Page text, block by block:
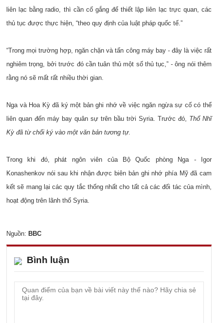
liên lạc bằng radio, thì cần cố gắng để thiết lập liên lạc trực quan, các
thủ tục được thực hiện, “theo quy định của luật pháp quốc tế.”
“Trong mọi trường hợp, ngăn chặn và tấn công máy bay - đây là việc rất
nghiêm trọng, bởi trước đó cần tuân thủ một số thủ tục,” - ông nói thêm
rằng nó sẽ mất rất nhiều thời gian.
Nga và Hoa Kỳ đã ký một bản ghi nhớ về việc ngăn ngừa sự cố có thể
liên quan đến máy bay quân sự trên bầu trời Syria. Trước đó, Thổ Nhĩ
Kỳ đã từ chối ký vào một văn bản tương tự.
Trong khi đó, phát ngôn viên của Bộ Quốc phòng Nga - Igor
Konashenkov nói sau khi nhận được biên bản ghi nhớ phía Mỹ đã cam
kết sẽ mang lại các quy tắc thống nhất cho tất cả các đối tác của mình,
hoạt động trên lãnh thổ Syria.
Nguồn: BBC
Bình luận